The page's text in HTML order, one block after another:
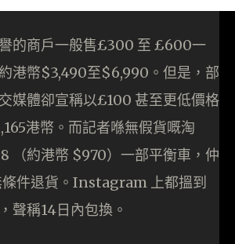
的商戶一般售£300 至 £600一
港幣$3,490至$6,990。但是，部
媒體卻宣稱以£100 甚至更低價格
港幣。而記者喺無假貨嘅淘
（約港幣 $970）一部平衡車，仲
件退貨。Instagram 上都搵到
聲稱14日內包換。